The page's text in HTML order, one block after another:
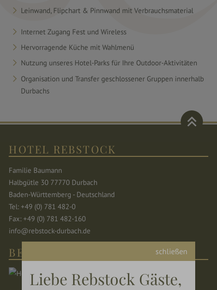
schließen
Liebe Rebstock Gäste,
Leinwand, Flipchart & Pinnwand mit Verbrauchsmaterial
Internet Zugang Fest und Wireless
Hervorragende Küche mit Wahlmenü
Nutzung unseres Hotel-Parks für Ihre Outdoor-Aktivitäten
Organisation und Transfer geschlossener Gruppen innerhalb
Durbachs
HOTEL REBSTOCK
Familie Baumann
Halbgütle 30 77770 Durbach
Baden-Württemberg - Deutschland
Tel: +49 (0) 781 482-0
Fax: +49 (0) 781 482-160
info@rebstock-durbach.de
BEWERTUNGEN